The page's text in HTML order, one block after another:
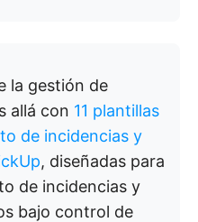
la gestión de
allá con 11 plantillas
de incidencias y
, diseñadas para
de incidencias y
bajo control de